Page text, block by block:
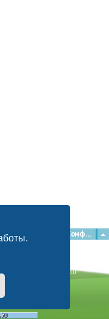
Конфиденциальность
Наша команда
| GZIP: Off |
Queries: 10